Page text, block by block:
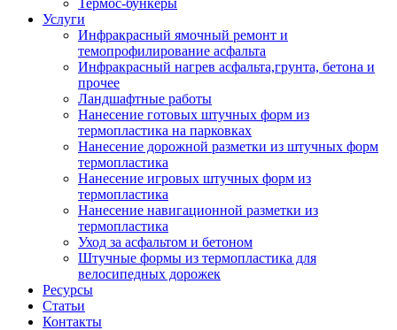
Термос-бункеры
Услуги
Инфракрасный ямочный ремонт и
темопрофилирование асфальта
Инфракрасный нагрев асфальта,грунта, бетона и
прочее
Ландшафтные работы
Нанесение готовых штучных форм из
термопластика на парковках
Нанесение дорожной разметки из штучных форм
термопластика
Нанесение игровых штучных форм из
термопластика
Нанесение навигационной разметки из
термопластика
Уход за асфальтом и бетоном
Штучные формы из термопластика для
велосипедных дорожек
Ресурсы
Статьи
Контакты